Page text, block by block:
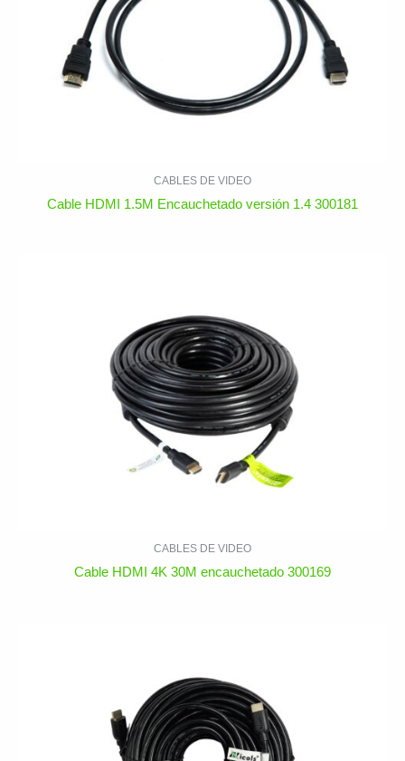
CABLES DE VIDEO
Cable HDMI 1.5M Encauchetado versión 1.4 300181
CABLES DE VIDEO
Cable HDMI 4K 30M encauchetado 300169